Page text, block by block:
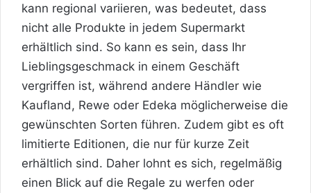
kann regional variieren, was bedeutet, dass
nicht alle Produkte in jedem Supermarkt
erhältlich sind. So kann es sein, dass Ihr
Lieblingsgeschmack in einem Geschäft
vergriffen ist, während andere Händler wie
Kaufland, Rewe oder Edeka möglicherweise die
gewünschten Sorten führen. Zudem gibt es oft
limitierte Editionen, die nur für kurze Zeit
erhältlich sind. Daher lohnt es sich, regelmäßig
einen Blick auf die Regale zu werfen oder